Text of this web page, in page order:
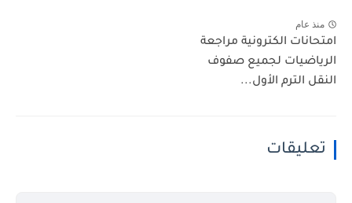
منذ عام
امتحانات الكترونية مراجعة
الرياضيات لجميع صفوف
النقل الترم الأول...
تعليقات